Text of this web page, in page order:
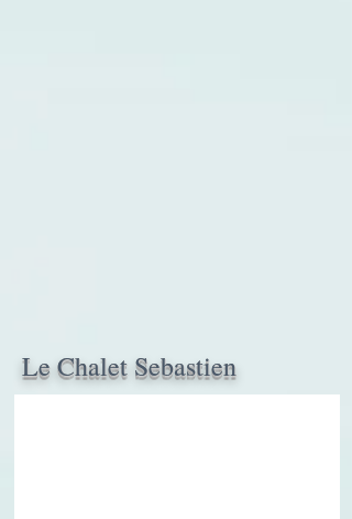
Le Chalet Sebastien